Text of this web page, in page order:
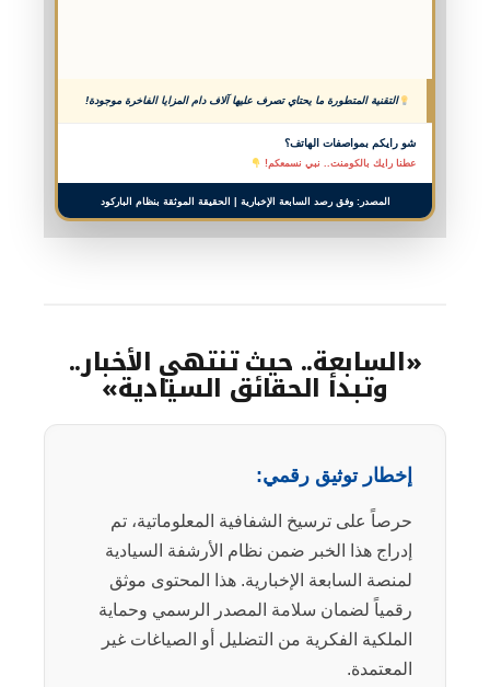
التقنية المتطورة ما يحتاي تصرف عليها آلاف دام المزايا الفاخرة موجودة!
شو رايكم بمواصفات الهاتف؟
عطنا رايك بالكومنت.. نبي نسمعكم!
المصدر: وفق رصد السابعة الإخبارية | الحقيقة الموثقة بنظام الباركود
«السابعة.. حيث تنتهي الأخبار..
وتبدأ الحقائق السيادية»
إخطار توثيق رقمي:
حرصاً على ترسيخ الشفافية المعلوماتية، تم
إدراج هذا الخبر ضمن نظام الأرشفة السيادية
لمنصة السابعة الإخبارية. هذا المحتوى موثق
رقمياً لضمان سلامة المصدر الرسمي وحماية
الملكية الفكرية من التضليل أو الصياغات غير
المعتمدة.